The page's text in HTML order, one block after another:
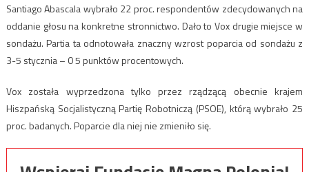
Santiago Abascala wybrało 22 proc. respondentów zdecydowanych na
oddanie głosu na konkretne stronnictwo. Dało to Vox drugie miejsce w
sondażu. Partia ta odnotowała znaczny wzrost poparcia od sondażu z
3-5 stycznia – 0 5 punktów procentowych.
Vox została wyprzedzona tylko przez rządzącą obecnie krajem
Hiszpańską Socjalistyczną Partię Robotniczą (PSOE), którą wybrało 25
proc. badanych. Poparcie dla niej nie zmieniło się.